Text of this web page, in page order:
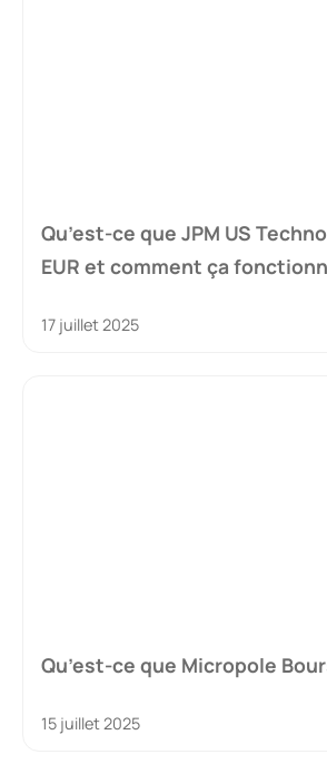
Qu’est-ce que JPM US
EUR et comment ça
17 juillet 2025
Qu’est-ce que Micropole
15 juillet 2025